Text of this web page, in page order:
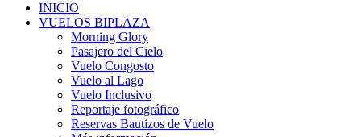
INICIO
VUELOS BIPLAZA
Morning Glory
Pasajero del Cielo
Vuelo Congosto
Vuelo al Lago
Vuelo Inclusivo
Reportaje fotográfico
Reservas Bautizos de Vuelo